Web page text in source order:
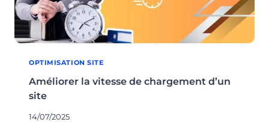
OPTIMISATION SITE
Améliorer la vitesse de chargement d’un
site
14/07/2025